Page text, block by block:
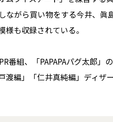
がら買い物をする今井、眞
も収録されている。
組、「PAPAPAパグ太郎」
編」「仁井真純編」ディザ